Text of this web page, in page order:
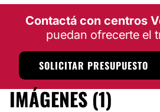
Contactá con centros
puedan ofrecerte el
SOLICITAR PRESUPUESTO
IMÁGENES (1)